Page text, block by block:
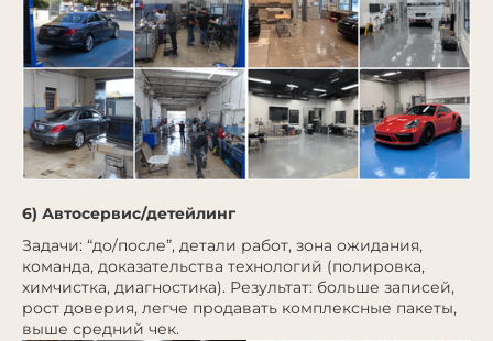
6) Автосервис/детейлинг
Задачи: “до/после”, детали работ, зона ожидания,
команда, доказательства технологий (полировка,
химчистка, диагностика). Результат: больше записей,
рост доверия, легче продавать комплексные пакеты,
выше средний чек.